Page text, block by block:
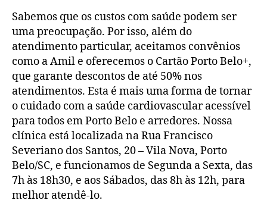
Sabemos que os custos com saúde podem ser
uma preocupação. Por isso, além do
atendimento particular, aceitamos convênios
como a Amil e oferecemos o Cartão Porto Belo+,
que garante descontos de até 50% nos
atendimentos. Esta é mais uma forma de tornar
o cuidado com a saúde cardiovascular acessível
para todos em Porto Belo e arredores. Nossa
clínica está localizada na Rua Francisco
Severiano dos Santos, 20 – Vila Nova, Porto
Belo/SC, e funcionamos de Segunda a Sexta, das
7h às 18h30, e aos Sábados, das 8h às 12h, para
melhor atendê-lo.